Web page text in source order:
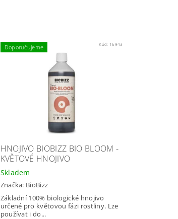
Doporučujeme Kód: 16943
HNOJIVO BIOBIZZ BIO BLOOM -
KVĚTOVÉ HNOJIVO
Skladem
Značka: BioBizz
Základní 100% biologické hnojivo
určené pro květovou fázi rostliny. Lze
používat i do...